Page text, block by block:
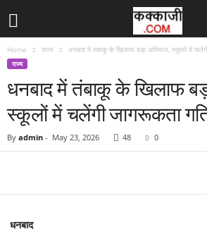
Home राज्य धनबाद में तंबाकू के खिलाफ बड़ा अभियान, स्कूलों में चलेंगी
राज्य
धनबाद में तंबाकू के खिलाफ
स्कूलों में चलेंगी जागरूकता
By admin - May 23, 2026 48 0
धनबाद